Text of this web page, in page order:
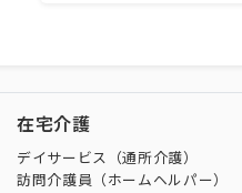
在宅介護
デイサービス（通所介護）
訪問介護員（ホームヘルパー）